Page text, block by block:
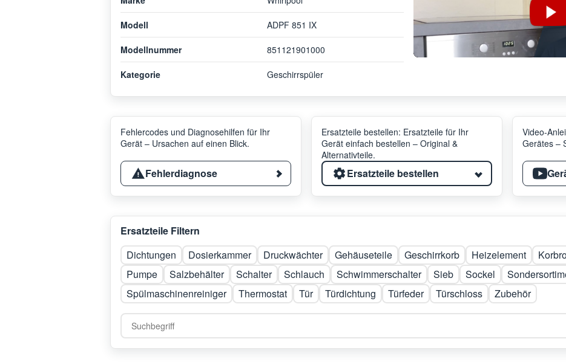
Modell ADPF 851 IX
Modellnummer 851121901000
Kategorie Geschirrspüler
Fehlercodes und Diagnosehilfen für Ihr
Gerät – Ursachen auf einen Blick.
Fehlerdiagnose
Ersatzteile bestellen: Ersatzteile für Ihr
Gerät einfach bestellen – Original &
Alternativteile.
Ersatzteile bestellen
Video-
Gerätes –
Ersatzteile Filtern
Dichtungen
Dosierkammer Druckwächter Gehäuseteile Geschirrkorb Heizelement
Pumpe
Salzbehälter Schalter Schlauch Schwimmerschalter Sieb Sockel
Spülmaschinenreiniger
Thermostat Tür Türdichtung Türfeder Türschloss Zubehör